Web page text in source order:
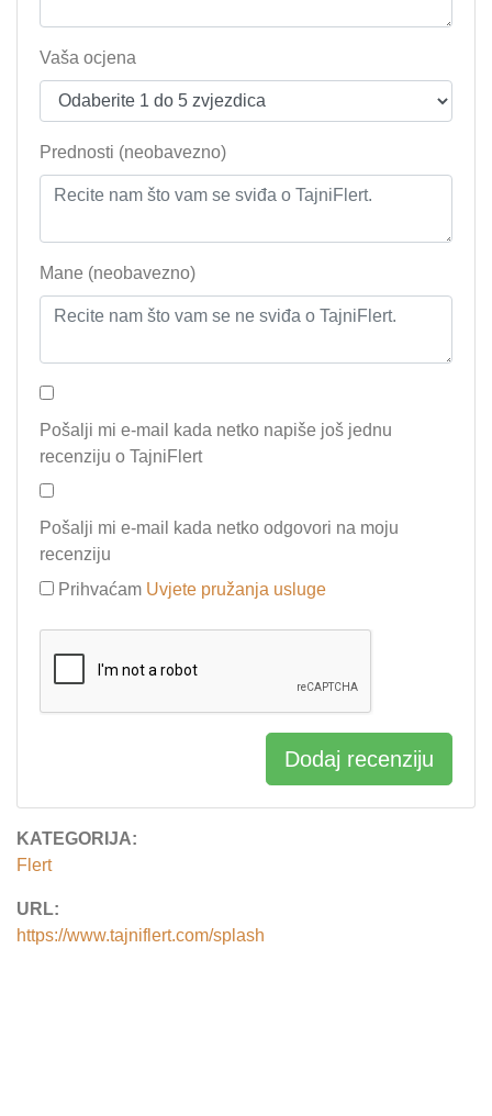
KATEGORIJA:
Flert
URL:
https://www.tajniflert.com/splash
Vaša ocjena
Prednosti (neobavezno)
Mane (neobavezno)
Pošalji mi e-mail kada netko napiše još jednu
recenziju o TajniFlert
Pošalji mi e-mail kada netko odgovori na moju
recenziju
Prihvaćam Uvjete pružanja usluge
Dodaj recenziju